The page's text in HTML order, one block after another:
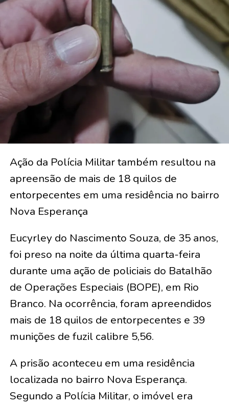
Ação da Polícia Militar também resultou na
apreensão de mais de 18 quilos de
entorpecentes em uma residência no bairro
Nova Esperança
Eucyrley do Nascimento Souza, de 35 anos,
foi preso na noite da última quarta-feira
durante uma ação de policiais do Batalhão
de Operações Especiais (BOPE), em Rio
Branco. Na ocorrência, foram apreendidos
mais de 18 quilos de entorpecentes e 39
munições de fuzil calibre 5,56.
A prisão aconteceu em uma residência
localizada no bairro Nova Esperança.
Segundo a Polícia Militar, o imóvel era